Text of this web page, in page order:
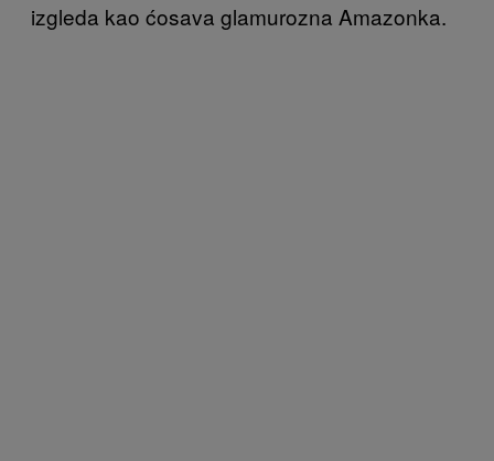
izgleda kao ćosava glamurozna Amazonka.